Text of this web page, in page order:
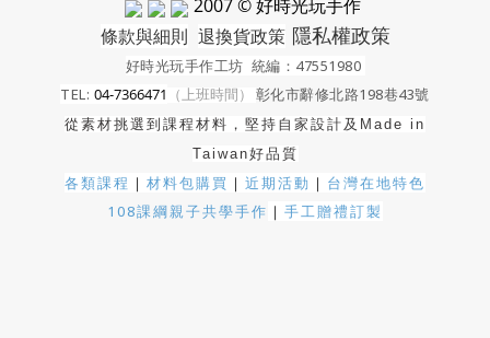
2007 © 好時光玩手作
條款與細則 退換貨政策 隱私權政策
好時光玩手作工坊 統編：47551980
TEL: 04-7366471 （上班時間） 彰化市辭修北路198巷43號
從素材挑選到課程材料，堅持自家設計及 Made in
Taiwan好品質
各類課程 ｜ 材料包購買 ｜ 近期活動 ｜ 台灣在地特色
108課綱親子共學手作 ｜ 手工贈禮訂製